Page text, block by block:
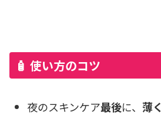
🧴 使い方のコツ
夜のスキンケア最後に、 薄く